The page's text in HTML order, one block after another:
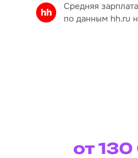
Средняя
по данным hh.ru
от